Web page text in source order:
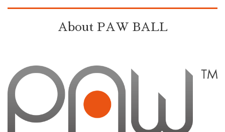
About PAW BALL